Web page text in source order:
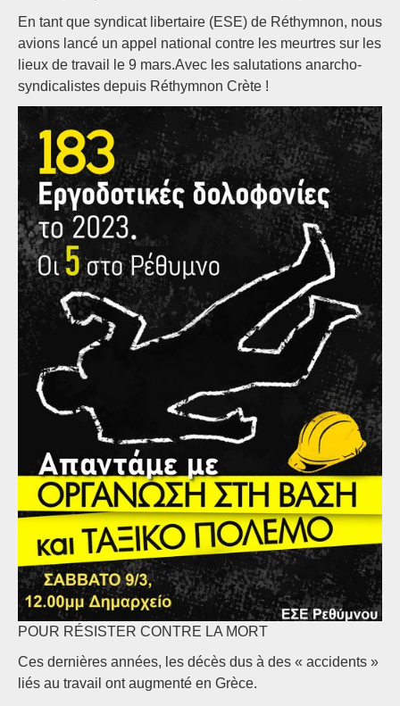
En tant que syndicat libertaire (ESE) de Réthymnon, nous
avions lancé un appel national contre les meurtres sur les
lieux de travail le 9 mars.Avec les salutations anarcho-
syndicalistes depuis Réthymnon Crète !
POUR RÉSISTER CONTRE LA MORT
Ces dernières années, les décès dus à des « accidents »
liés au travail ont augmenté en Grèce.